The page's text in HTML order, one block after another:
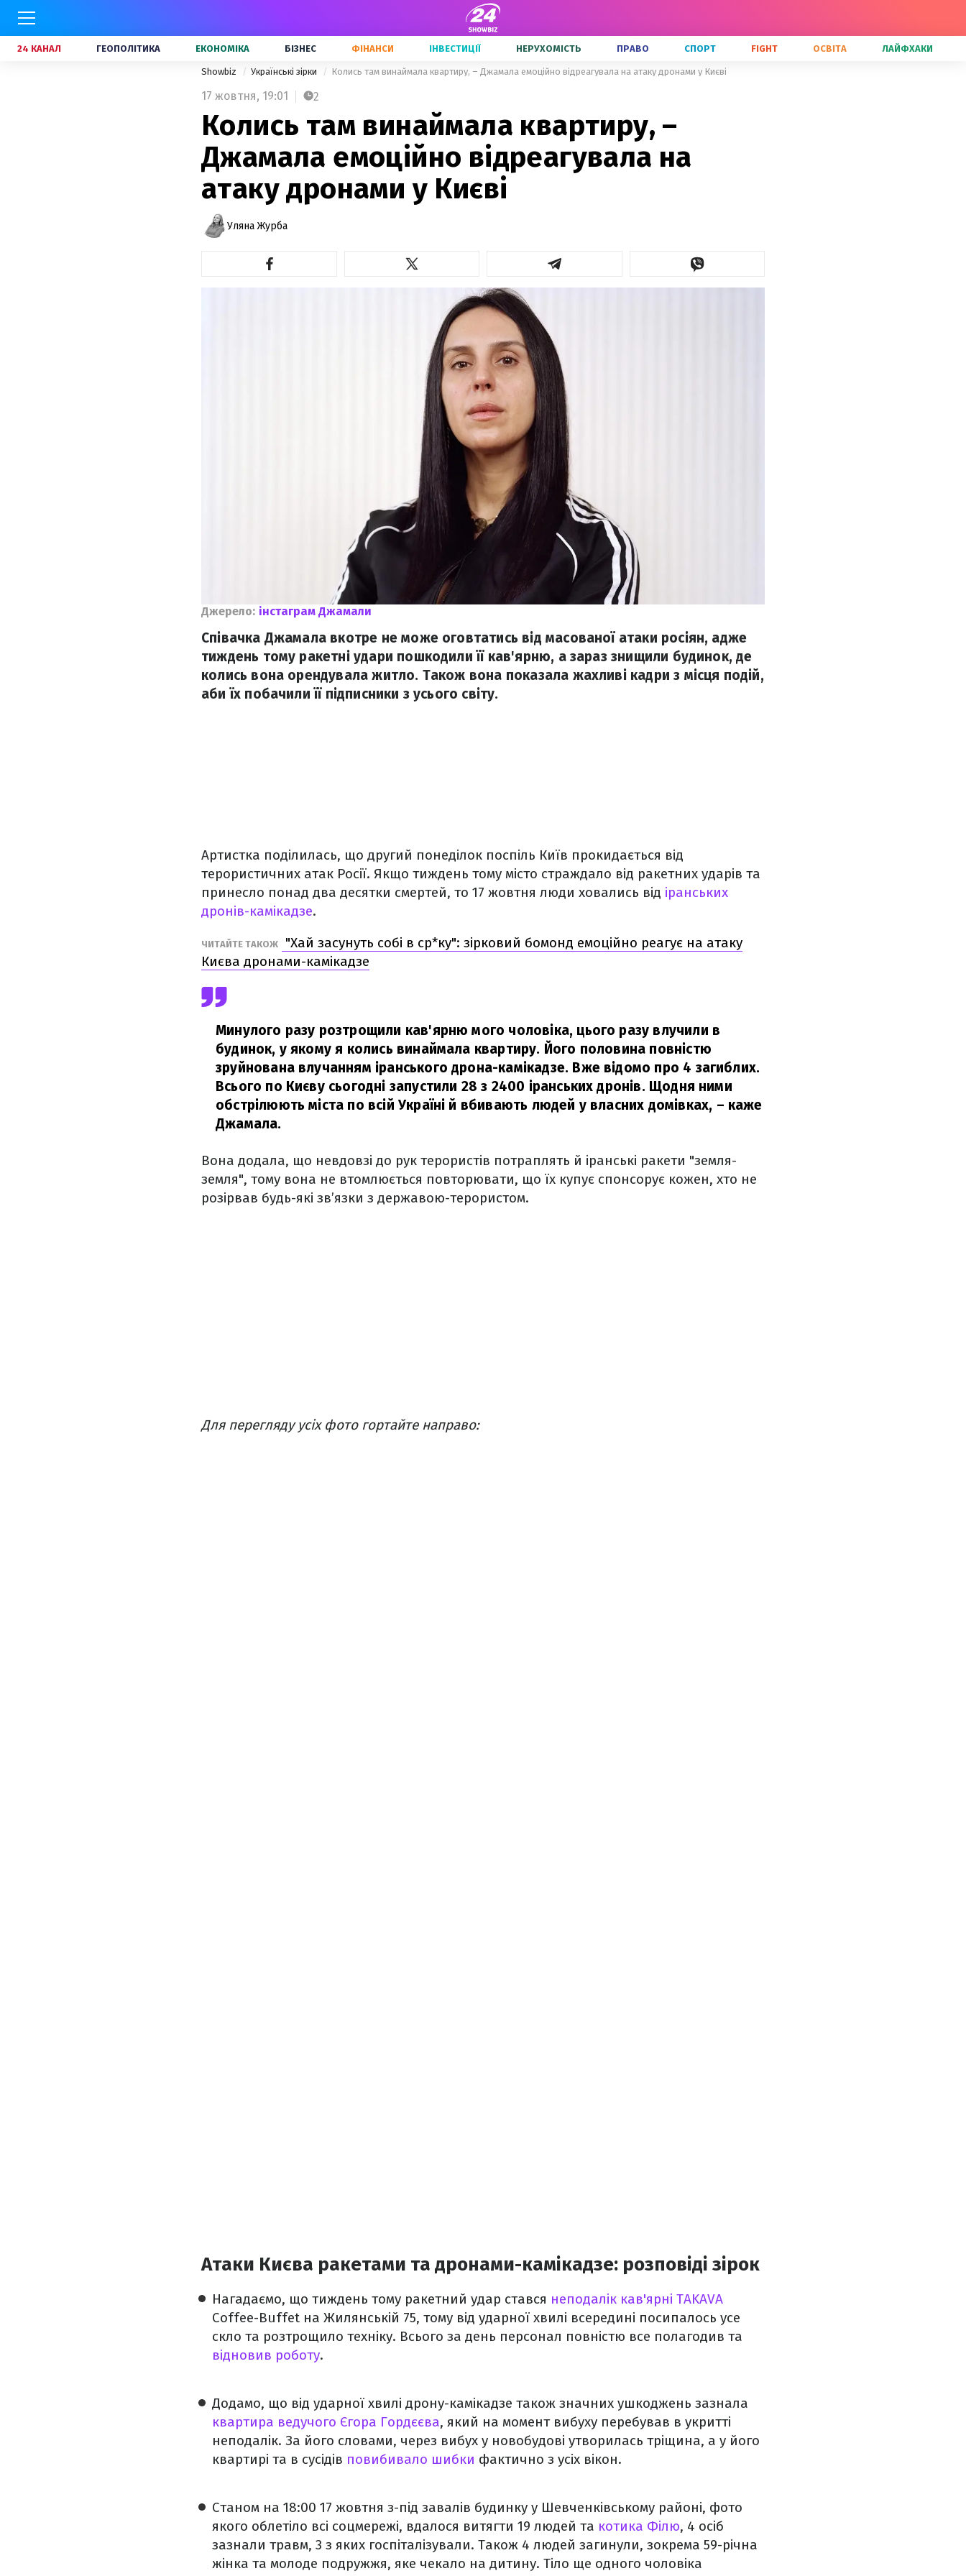
24 КАНАЛ ГЕОПОЛІТИКА ЕКОНОМІКА БІЗНЕС ФІНАНСИ ІНВЕСТИЦІЇ НЕРУХОМІСТЬ ПРАВО СПОРТ FIGHT ОСВІТА ЛАЙФХАКИ
Showbiz Українські зірки Колись там винаймала квартиру, – Джамала емоційно відреагувала на атаку дронами у Києві
17 жовтня, 19:01 2
Колись там винаймала квартиру, –
Джамала емоційно відреагувала на
атаку дронами у Києві
Уляна Журба
Джерело: інстаграм Джамали
Співачка Джамала вкотре не може оговтатись від масованої атаки росіян, адже
тиждень тому ракетні удари пошкодили її кав'ярню, а зараз знищили будинок, де
колись вона орендувала житло. Також вона показала жахливі кадри з місця подій,
аби їх побачили її підписники з усього світу.
Артистка поділилась, що другий понеділок поспіль Київ прокидається від
терористичних атак Росії. Якщо тиждень тому місто страждало від ракетних ударів та
принесло понад два десятки смертей, то 17 жовтня люди ховались від іранських
дронів-камікадзе.
ЧИТАЙТЕ ТАКОЖ
"Хай засунуть собі в ср*ку": зірковий бомонд емоційно реагує на атаку
Києва дронами-камікадзе
Минулого разу розтрощили кав'ярню мого чоловіка, цього разу влучили в
будинок, у якому я колись винаймала квартиру. Його половина повністю
зруйнована влучанням іранського дрона-камікадзе. Вже відомо про 4 загиблих.
Всього по Києву сьогодні запустили 28 з 2400 іранських дронів. Щодня ними
обстрілюють міста по всій Україні й вбивають людей у власних домівках, – каже
Джамала.
Вона додала, що невдовзі до рук терористів потраплять й іранські ракети "земля-
земля", тому вона не втомлюється повторювати, що їх купує спонсорує кожен, хто не
розірвав будь-які зв’язки з державою-терористом.
Для перегляду усіх фото гортайте направо:
Атаки Києва ракетами та дронами-камікадзе: розповіді зірок
Нагадаємо, що тиждень тому ракетний удар стався неподалік кав'ярні TAKAVA
Coffee-Buffet на Жилянській 75, тому від ударної хвилі всередині посипалось усе
скло та розтрощило техніку. Всього за день персонал повністю все полагодив та
відновив роботу.
Додамо, що від ударної хвилі дрону-камікадзе також значних ушкоджень зазнала
квартира ведучого Єгора Гордєєва, який на момент вибуху перебував в укритті
неподалік. За його словами, через вибух у новобудові утворилась тріщина, а у його
квартирі та в сусідів повибивало шибки фактично з усіх вікон.
Станом на 18:00 17 жовтня з-під завалів будинку у Шевченківському районі, фото
якого облетіло всі соцмережі, вдалося витягти 19 людей та котика Філю, 4 осіб
зазнали травм, 3 з яких госпіталізували. Також 4 людей загинули, зокрема 59-річна
жінка та молоде подружжя, яке чекало на дитину. Тіло ще одного чоловіка